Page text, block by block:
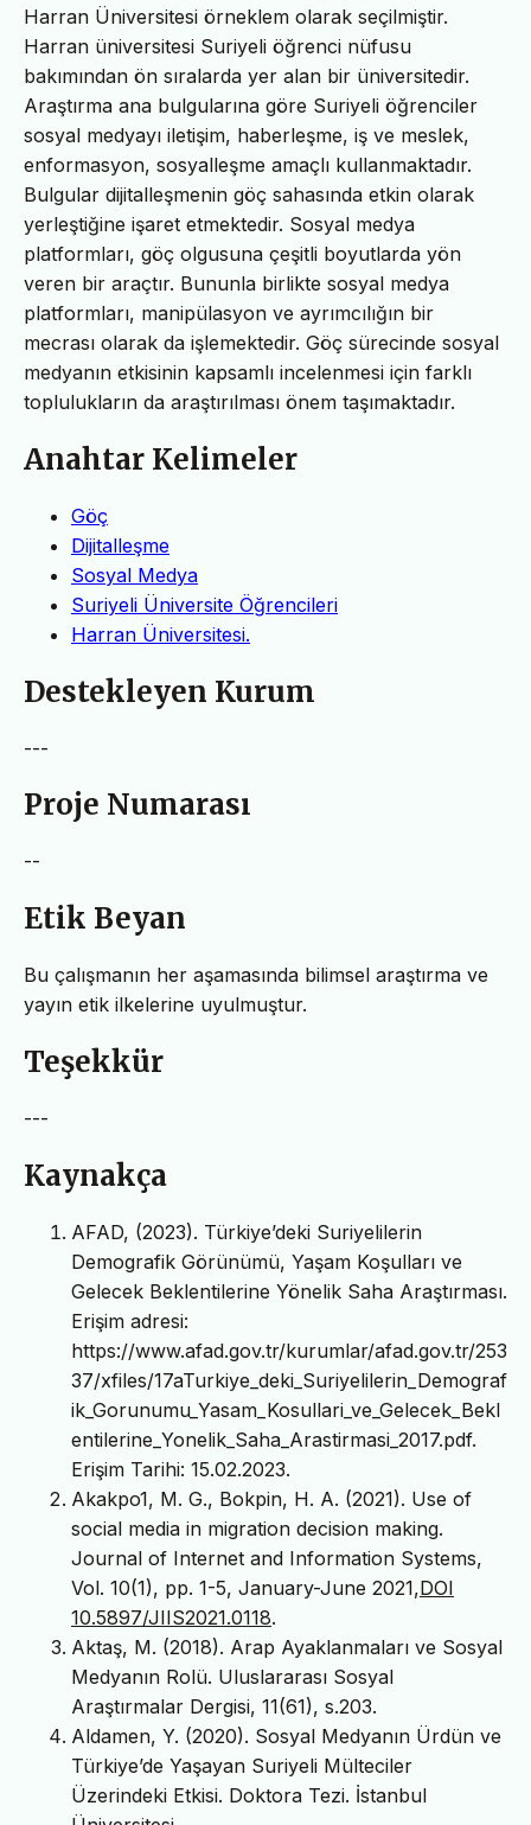
Harran Üniversitesi örneklem olarak seçilmiştir.
Harran üniversitesi Suriyeli öğrenci nüfusu
bakımından ön sıralarda yer alan bir üniversitedir.
Araştırma ana bulgularına göre Suriyeli öğrenciler
sosyal medyayı iletişim, haberleşme, iş ve meslek,
enformasyon, sosyalleşme amaçlı kullanmaktadır.
Bulgular dijitalleşmenin göç sahasında etkin olarak
yerleştiğine işaret etmektedir. Sosyal medya
platformları, göç olgusuna çeşitli boyutlarda yön
veren bir araçtır. Bununla birlikte sosyal medya
platformları, manipülasyon ve ayrımcılığın bir
mecrası olarak da işlemektedir. Göç sürecinde sosyal
medyanın etkisinin kapsamlı incelenmesi için farklı
toplulukların da araştırılması önem taşımaktadır.
Anahtar Kelimeler
Göç
Dijitalleşme
Sosyal Medya
Suriyeli Üniversite Öğrencileri
Harran Üniversitesi.
Destekleyen Kurum
---
Proje Numarası
--
Etik Beyan
Bu çalışmanın her aşamasında bilimsel araştırma ve
yayın etik ilkelerine uyulmuştur.
Teşekkür
---
Kaynakça
AFAD, (2023). Türkiye’deki Suriyelilerin
Demografik Görünümü, Yaşam Koşulları ve
Gelecek Beklentilerine Yönelik Saha Araştırması.
Erişim adresi:
https://www.afad.gov.tr/kurumlar/afad.gov.tr/253
37/xfiles/17aTurkiye_deki_Suriyelilerin_Demograf
ik_Gorunumu_Yasam_Kosullari_ve_Gelecek_Bekl
entilerine_Yonelik_Saha_Arastirmasi_2017.pdf.
Erişim Tarihi: 15.02.2023.
Akakpo1, M. G., Bokpin, H. A. (2021). Use of
social media in migration decision making.
Journal of Internet and Information Systems,
Vol. 10(1), pp. 1-5, January-June 2021,DOI
10.5897/JIIS2021.0118.
Aktaş, M. (2018). Arap Ayaklanmaları ve Sosyal
Medyanın Rolü. Uluslararası Sosyal
Araştırmalar Dergisi, 11(61), s.203.
Aldamen, Y. (2020). Sosyal Medyanın Ürdün ve
Türkiye’de Yaşayan Suriyeli Mülteciler
Üzerindeki Etkisi. Doktora Tezi. İstanbul